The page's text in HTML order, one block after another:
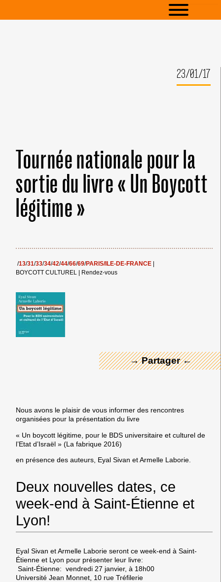
23/01/17
Tournée nationale pour la
sortie du livre « Un Boycott
légitime »
/13/31/33/34/42/44/66/69/PARIS/ILE-DE-FRANCE
BOYCOTT CULTUREL
Rendez-vous
→ Partager ←
Nous avons le plaisir de vous informer des rencontres
organisées pour la présentation du livre
« Un boycott légitime, pour le BDS universitaire et culturel de
l’Etat d’Israël » (La fabrique 2016)
en présence des auteurs, Eyal Sivan et Armelle Laborie.
Deux nouvelles dates, ce
week-end à Saint-Étienne et
Lyon!
Eyal Sivan et Armelle Laborie seront ce week-end à Saint-
Étienne et Lyon pour présenter leur livre:
Saint-Étienne: vendredi 27 janvier, à 18h00
Université Jean Monnet, 10 rue Tréfilerie